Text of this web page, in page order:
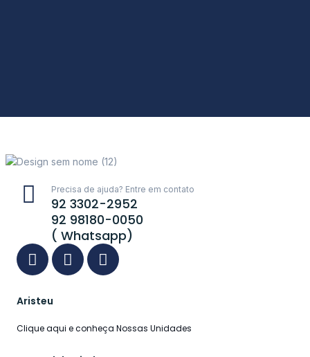
Precisa de ajuda? Entre em contato
92 3302-2952
92 98180-0050
( Whatsapp)
Aristeu
Clique aqui e conheça Nossas Unidades